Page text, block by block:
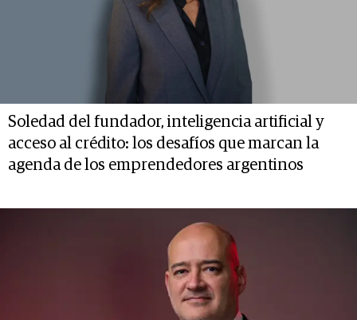
Soledad del fundador, inteligencia artificial y
acceso al crédito: los desafíos que marcan la
agenda de los emprendedores argentinos